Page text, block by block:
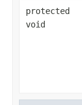
protected
void